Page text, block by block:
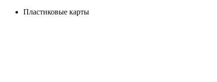
Пластиковые карты